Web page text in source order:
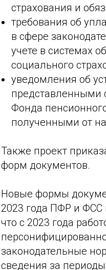
страхования и
требования об
в сфере
учете в системах
социального
уведомления об
представленными
Фонда
полученными от
Также проект
форм документов.
Новые формы
2023 года ПФР и
что с 2023 года
законодательные
сведения за